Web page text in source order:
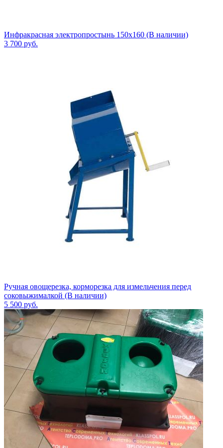
Инфракрасная электропростынь 150x160 (В наличии)
3 700 руб.
Ручная овощерезка, корморезка для измельчения перед
соковыжималкой (В наличии)
5 500 руб.